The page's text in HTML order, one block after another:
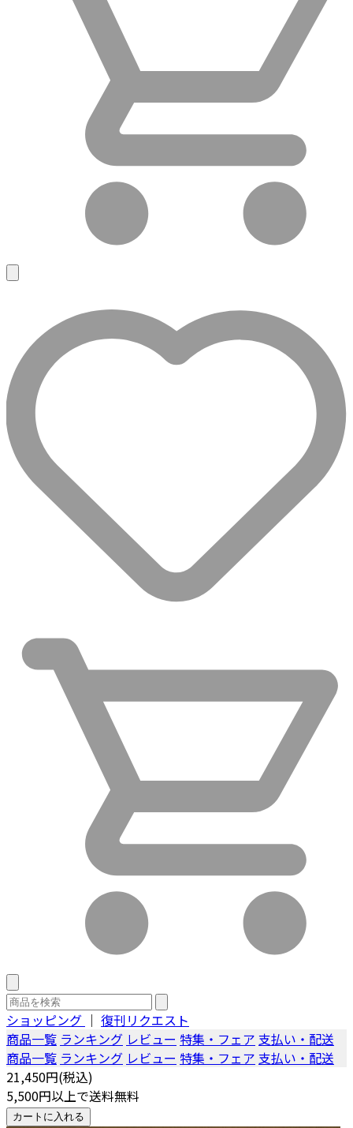
ショッピング ｜ 復刊リクエスト
商品一覧 ランキング レビュー 特集・フェア 支払い・配送
商品一覧 ランキング レビュー 特集・フェア 支払い・配送
21,450円(税込)
5,500円以上で送料無料
カートに入れる